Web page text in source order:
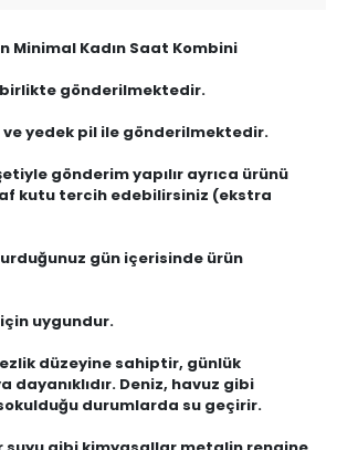
Minimal Kadın Saat Kombini
gönderilmektedir.
yedek pil ile gönderilmektedir.
gönderim yapılır ayrıca ürünü
kutu tercih edebilirsiniz (ekstra
gün içerisinde ürün
uygundur.
düzeyine sahiptir, günlük
dayanıklıdır. Deniz, havuz gibi
durumlarda su geçirir.